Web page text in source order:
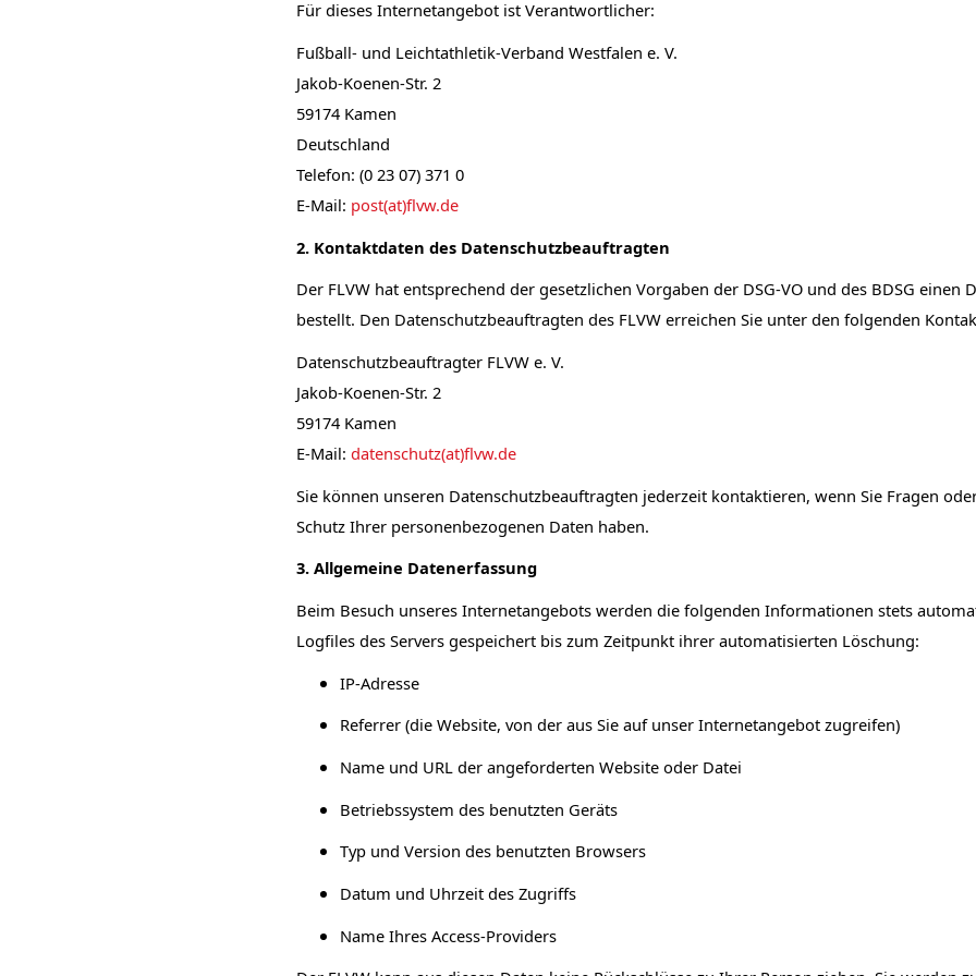
Für dieses Internetangebot ist Verantwortlicher:
Fußball- und Leichtathletik-Verband Westfalen e. V.
Jakob-Koenen-Str. 2
59174 Kamen
Deutschland
Telefon: (0 23 07) 371 0
E-Mail: post(at)flvw.de
2. Kontaktdaten des Datenschutzbeauftragten
Der FLVW hat entsprechend der gesetzlichen Vorgaben der DSG-VO und des BDSG einen
bestellt. Den Datenschutzbeauftragten des FLVW erreichen Sie unter den folgenden
Datenschutzbeauftragter FLVW e. V.
Jakob-Koenen-Str. 2
59174 Kamen
E-Mail: datenschutz(at)flvw.de
Sie können unseren Datenschutzbeauftragten jederzeit kontaktieren, wenn Sie Fragen
Schutz Ihrer personenbezogenen Daten haben.
3. Allgemeine Datenerfassung
Beim Besuch unseres Internetangebots werden die folgenden Informationen stets
Logfiles des Servers gespeichert bis zum Zeitpunkt ihrer automatisierten Löschung:
IP-Adresse
Referrer (die Website, von der aus Sie auf unser Internetangebot zugreifen)
Name und URL der angeforderten Website oder Datei
Betriebssystem des benutzten Geräts
Typ und Version des benutzten Browsers
Datum und Uhrzeit des Zugriffs
Name Ihres Access-Providers